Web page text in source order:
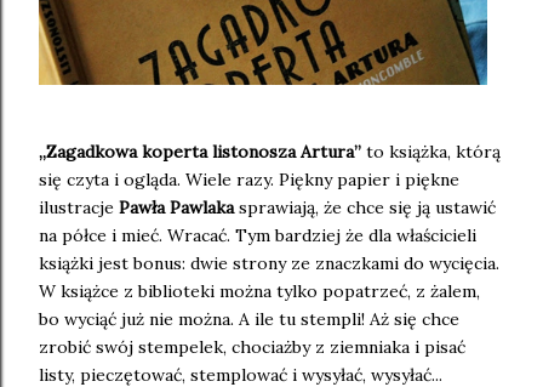
„Zagadkowa koperta listonosza Artura” to książka, którą
się czyta i ogląda. Wiele razy. Piękny papier i piękne
ilustracje Pawła Pawlakasprawiają, że chce się ją ustawić
na półce i mieć. Wracać. Tym bardziej że dla właścicieli
książki jest bonus: dwie strony ze znaczkami do wycięcia.
W książce z biblioteki można tylko popatrzeć, z żalem,
bo wyciąć już nie można. A ile tu stempli! Aż się chce
zrobić swój stempelek, chociażby z ziemniaka i pisać
listy, pieczętować, stemplować i wysyłać, wysyłać...